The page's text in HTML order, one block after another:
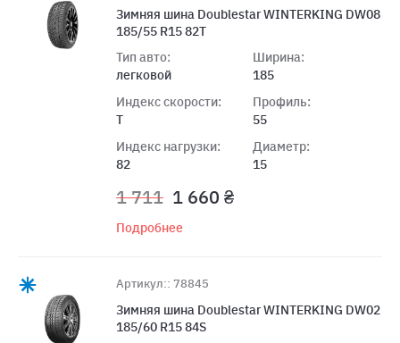
Зимняя шина Doublestar WINTERKING DW08
185/55 R15 82T
Тип авто:
легковой
Индекс скорости:
T
Индекс нагрузки:
82
Ширина:
185
Профиль:
55
Диаметр:
15
1 711 1 660 ₴
Подробнее
Артикул:: 78845
Зимняя шина Doublestar WINTERKING DW02
185/60 R15 84S